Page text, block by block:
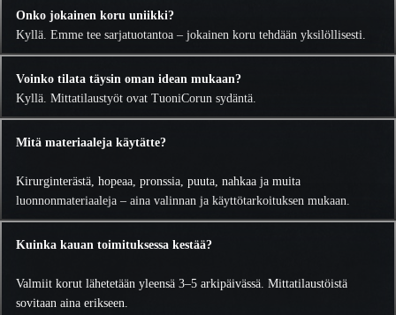
Onko jokainen koru uniikki?
Kyllä. Emme tee sarjatuotantoa – jokainen koru tehdään yksilöllisesti.
Voinko tilata täysin oman idean mukaan?
Kyllä. Mittatilaustyöt ovat TuoniCorun sydäntä.
Mitä materiaaleja käytätte?
Kirurginterästä, hopeaa, pronssia, puuta, nahkaa ja muita
luonnonmateriaaleja – aina valinnan ja käyttötarkoituksen mukaan.
Kuinka kauan toimituksessa kestää?
Valmiit korut lähetetään yleensä 3–5 arkipäivässä. Mittatilaustöistä
sovitaan aina erikseen.